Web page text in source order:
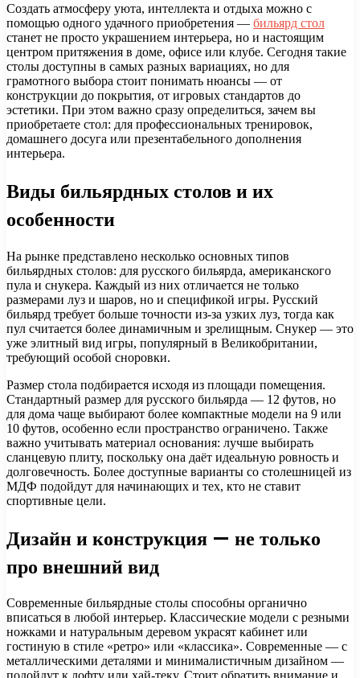
Создать атмосферу уюта, интеллекта и отдыха можно с
помощью одного удачного приобретения — бильярд стол
станет не просто украшением интерьера, но и настоящим
центром притяжения в доме, офисе или клубе. Сегодня такие
столы доступны в самых разных вариациях, но для
грамотного выбора стоит понимать нюансы — от
конструкции до покрытия, от игровых стандартов до
эстетики. При этом важно сразу определиться, зачем вы
приобретаете стол: для профессиональных тренировок,
домашнего досуга или презентабельного дополнения
интерьера.
Виды бильярдных столов и их
особенности
На рынке представлено несколько основных типов
бильярдных столов: для русского бильярда, американского
пула и снукера. Каждый из них отличается не только
размерами луз и шаров, но и спецификой игры. Русский
бильярд требует больше точности из-за узких луз, тогда как
пул считается более динамичным и зрелищным. Снукер — это
уже элитный вид игры, популярный в Великобритании,
требующий особой сноровки.
Размер стола подбирается исходя из площади помещения.
Стандартный размер для русского бильярда — 12 футов, но
для дома чаще выбирают более компактные модели на 9 или
10 футов, особенно если пространство ограничено. Также
важно учитывать материал основания: лучше выбирать
сланцевую плиту, поскольку она даёт идеальную ровность и
долговечность. Более доступные варианты со столешницей из
МДФ подойдут для начинающих и тех, кто не ставит
спортивные цели.
Дизайн и конструкция — не только
про внешний вид
Современные бильярдные столы способны органично
вписаться в любой интерьер. Классические модели с резными
ножками и натуральным деревом украсят кабинет или
гостиную в стиле «ретро» или «классика». Современные — с
металлическими деталями и минималистичным дизайном —